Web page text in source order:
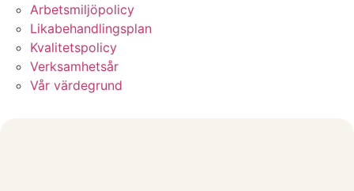
Arbetsmiljöpolicy
Likabehandlingsplan
Kvalitetspolicy
Verksamhetsår
Vår värdegrund